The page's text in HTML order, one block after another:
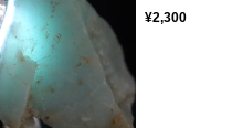
¥2,300